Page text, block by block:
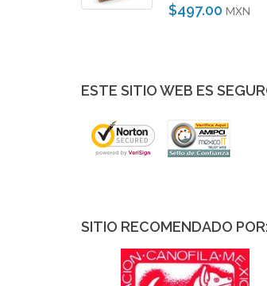
$497.00 MXN
ESTE SITIO WEB ES
SITIO RECOMENDADO POR: